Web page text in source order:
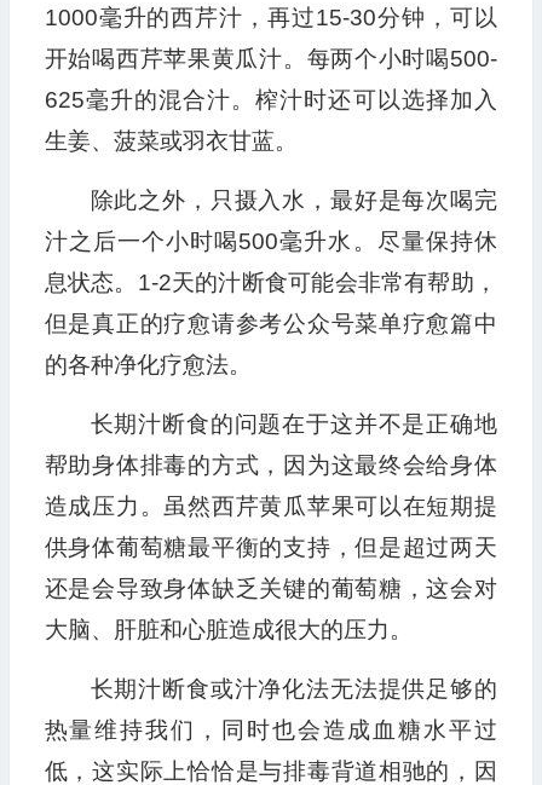
1000毫升的西芹汁，再过15-30分钟，可以
开始喝西芹苹果黄瓜汁。每两个小时喝500-
625毫升的混合汁。榨汁时还可以选择加入
生姜、菠菜或羽衣甘蓝。
除此之外，只摄入水，最好是每次喝完
汁之后一个小时喝500毫升水。尽量保持休
息状态。1-2天的汁断食可能会非常有帮助，
但是真正的疗愈请参考公众号菜单疗愈篇中
的各种净化疗愈法。
长期汁断食的问题在于这并不是正确地
帮助身体排毒的方式，因为这最终会给身体
造成压力。虽然西芹黄瓜苹果可以在短期提
供身体葡萄糖最平衡的支持，但是超过两天
还是会导致身体缺乏关键的葡萄糖，这会对
大脑、肝脏和心脏造成很大的压力。
长期汁断食或汁净化法无法提供足够的
热量维持我们，同时也会造成血糖水平过
低，这实际上恰恰是与排毒背道相驰的，因